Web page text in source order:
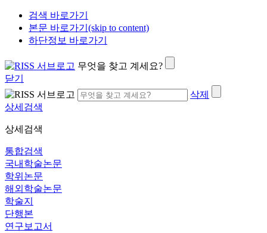
검색 바로가기
본문 바로가기(skip to content)
하단정보 바로가기
무엇을 찾고 계세요?
닫기
삭제
상세검색
상세검색
통합검색
국내학술논문
학위논문
해외학술논문
학술지
단행본
연구보고서